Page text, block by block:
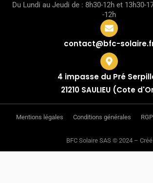
Du Lundi au Jeudi de : 8h30-12h et 13h30-
-12h
contact@bfc-
4 impasse du Pré
21210 SAULIEU (Cote
Mentions légales Conditions générales
BFC Solaire SAS © 2024 –